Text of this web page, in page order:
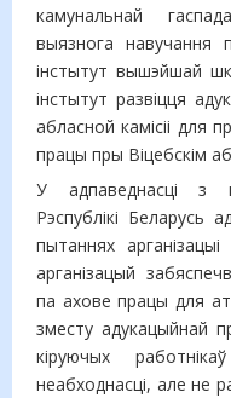
камунальнай
выязнога навучання
інстытут вышэйшай
інстытут развіцця
абласной камісіі для
працы пры Віцебскім
У адпаведнасці з
Рэспублікі
пытаннях арганізацыі
арганізацый
па ахове працы для
зместу адукацыйнай
кіруючых
неабходнасці, але не